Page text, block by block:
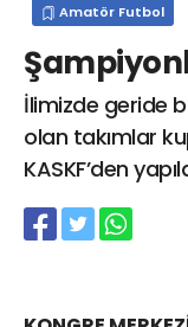
Amatör Futbol
İlimizde geride
olan takımlar
KASKF’den